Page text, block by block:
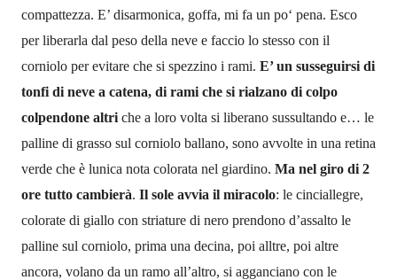
compattezza. E’ disarmonica, goffa, mi fa un po‘ pena. Esco
per liberarla dal peso della neve e faccio lo stesso con il
corniolo per evitare che si spezzino i rami. E’ un susseguirsi di
tonfi di neve a catena, di rami che si rialzano di colpo
colpendone altri che a loro volta si liberano sussultando e… le
palline di grasso sul corniolo ballano, sono avvolte in una retina
verde che è lunica nota colorata nel giardino. Ma nel giro di 2
ore tutto cambierà. Il sole avvia il miracolo: le cinciallegre,
colorate di giallo con striature di nero prendono d’assalto le
palline sul corniolo, prima una decina, poi alltre, poi altre
ancora, volano da un ramo all’altro, si agganciano con le